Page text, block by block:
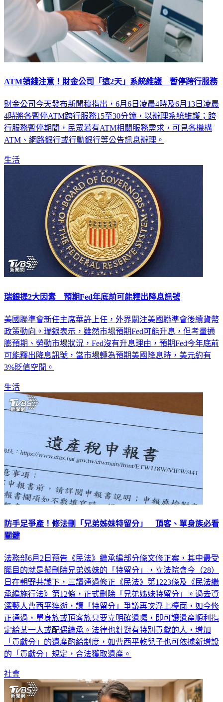
ATM領錢注意！財金公司「這2天」系統維護 暫停跨行服務
財金公司今天發布新聞稿指出，6月6日凌晨4時及6月13日凌晨
4時將各暫停ATM跨行服務15至30分鐘，以辦理系統維護；跨
行服務暫停期間，民眾若有ATM相關服務需求，可見各機構
ATM、網路銀行或行動銀行等公告訊息辦理。
生活
瑞銀提2大因素 預期Fed年底前可能釋出降息訊號
美國聯準會新任主席華許上任，外界關注美國聯準會後續貨幣
政策動向。瑞銀表示，雖然市場預期Fed可能升息，但考量通
膨預期、勞動市場狀況，Fed沒有升息理由，預期Fed今年底前
可能釋出降息訊號，當市場轉為預期美國降息時，美元約有
3%貶值空間。
生活
防手足爭產！修法刪「兄弟姊妹特留分」 頂客、單身族必看
關鍵
法務部6月2日預告《民法》繼承編部分條文修正案，其中最受
矚目的就是擬刪除兄弟姊妹的「特留分」，立法院會今（28）
日在朝野共識下，三讀通過修正《民法》第1223條及《民法繼
承編施行法》第12條，正式刪除「兄弟姊妹特留分」。過去資
深藝人曹西平猝逝，讓「特留分」爭議再次浮上檯面，如今修
正通過，單身族或頂客族只要立明確遺囑，即可讓遺產順利指
定給某一人或配偶繼承。法律也針對有特別貢獻的人，增加
「貢獻分」的遺產酌給制度，如曹西平乾兒子也可依據新增設
的「貢獻分」規定，合法獲取遺產。
社會